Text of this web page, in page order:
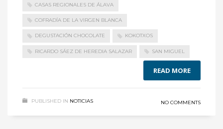
CASAS REGIONALES DE ÁLAVA
COFRADÍA DE LA VIRGEN BLANCA
DEGUSTACIÓN CHOCOLATE KOKOTXOS
RICARDO SÁEZ DE HEREDIA SALAZAR SAN MIGUEL
READ MORE
PUBLISHED IN NOTICIAS NO COMMENTS